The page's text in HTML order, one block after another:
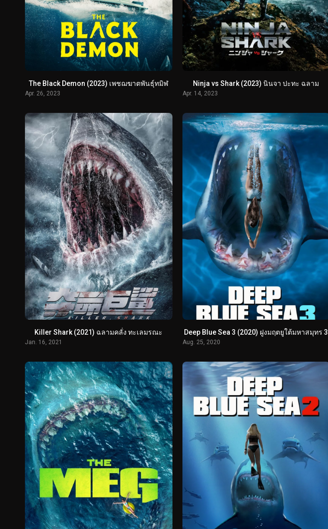
The Black Demon (2023) เพชฌฆาตพันธุ์ทมิฬ
Apr. 26, 2023
Ninja vs Shark (2023) นินจา ปะทะ ฉลาม
Apr. 14, 2023
Killer Shark (2021) ฉลามคลั่ง ทะเลมรณะ
Jan. 16, 2021
Deep Blue Sea 3 (2020) ฝูงมฤตยูใต้มหาสมุทร 3
Aug. 25, 2020